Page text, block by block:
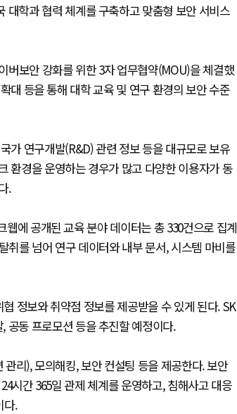
대학과 협력 체계를 구축하고 맞춤형 보안 서비스
버보안 강화를 위한 3자 업무협약(MOU)을 체결했
대 등을 통해 대학 교육 및 연구 환경의 보안 수준
가 연구개발(R&D) 관련 정보 등을 대규모로 보유
환경을 운영하는 경우가 많고 다양한 이용자가 동
.
에 공개된 교육 분야 데이터는 총 330건으로 집계
취를 넘어 연구 데이터와 내부 문서, 시스템 마비를
정보와 취약점 정보를 제공받을 수 있게 된다. SK
공동 프로모션 등을 추진할 예정이다.
리), 모의해킹, 보안 컨설팅 등을 제공한다. 보안
시간 365일 관제 체계를 운영하고, 침해사고 대응
다.